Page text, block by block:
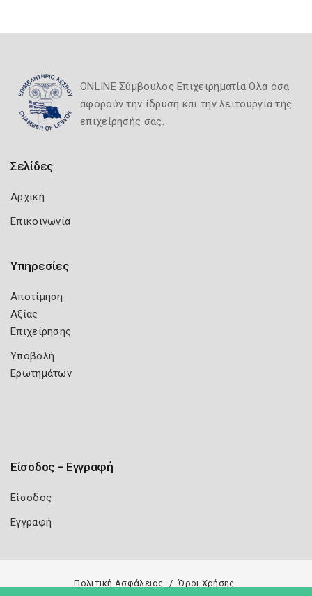
ONLINE Σύμβουλος Επιχειρηματία Όλα όσα
αφορούν την ίδρυση και την λειτουργία της
επιχείρησής σας.
Σελίδες
Αρχική
Επικοινωνία
Υπηρεσίες
Αποτίμηση
Αξίας
Επιχείρησης
Υποβολή
Ερωτημάτων
Είσοδος – Εγγραφή
Είσοδος
Εγγραφή
Πολιτική Ασφάλειας Όροι Χρήσης